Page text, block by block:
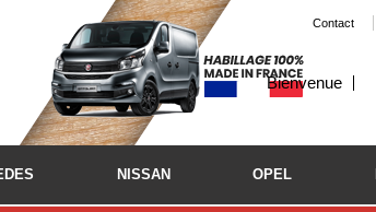
Contact
Bienvenue
NISSAN OPEL